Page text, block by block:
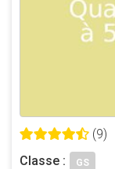
(9)
Classe :
GS